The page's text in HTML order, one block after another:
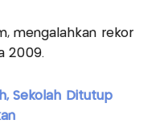
mengalahkan rekor
2009.
Sekolah Ditutup